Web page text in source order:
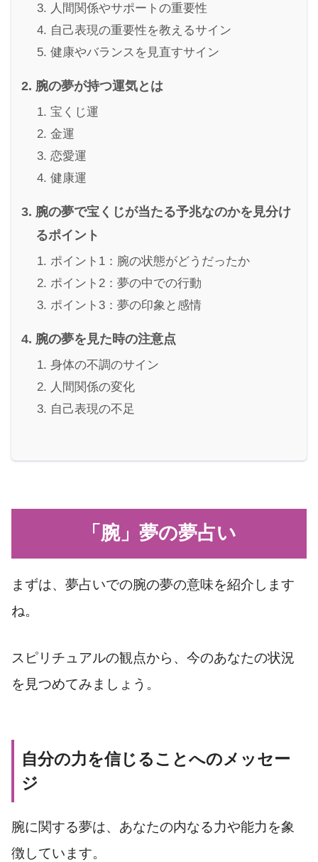
人間関係やサポートの重要性
自己表現の重要性を教えるサイン
健康やバランスを見直すサイン
腕の夢が持つ運気とは
宝くじ運
金運
恋愛運
健康運
腕の夢で宝くじが当たる予兆なのかを見分け
るポイント
ポイント1：腕の状態がどうだったか
ポイント2：夢の中での行動
ポイント3：夢の印象と感情
腕の夢を見た時の注意点
身体の不調のサイン
人間関係の変化
自己表現の不足
「腕」夢の夢占い
まずは、夢占いでの腕の夢の意味を紹介します
ね。
スピリチュアルの観点から、今のあなたの状況
を見つめてみましょう。
自分の力を信じることへのメッセー
ジ
腕に関する夢は、あなたの内なる力や能力を象
徴しています。